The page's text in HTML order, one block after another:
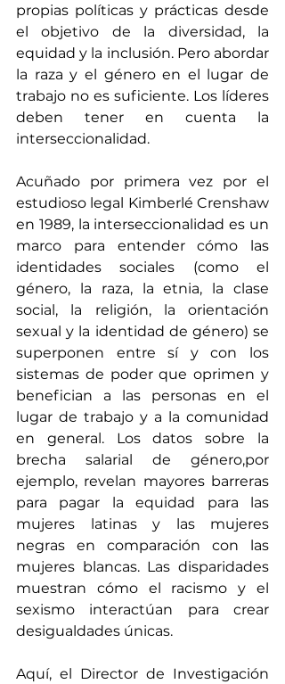
propias políticas y prácticas desde
el objetivo de la diversidad, la
equidad y la inclusión. Pero abordar
la raza y el género en el lugar de
trabajo no es suficiente. Los líderes
deben tener en cuenta la
interseccionalidad.
Acuñado por primera vez por el
estudioso legal Kimberlé Crenshaw
en 1989, la interseccionalidad es un
marco para entender cómo las
identidades sociales (como el
género, la raza, la etnia, la clase
social, la religión, la orientación
sexual y la identidad de género) se
superponen entre sí y con los
sistemas de poder que oprimen y
benefician a las personas en el
lugar de trabajo y a la comunidad
en general. Los datos sobre la
brecha salarial de género,por
ejemplo, revelan mayores barreras
para pagar la equidad para las
mujeres latinas y las mujeres
negras en comparación con las
mujeres blancas. Las disparidades
muestran cómo el racismo y el
sexismo interactúan para crear
desigualdades únicas.
Aquí, el Director de Investigación